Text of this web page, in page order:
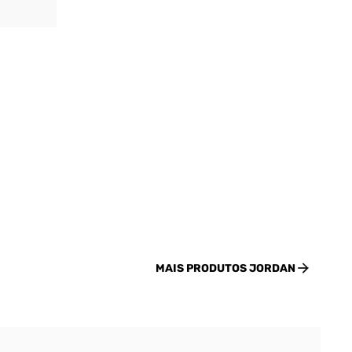
MAIS PRODUTOSJORDAN